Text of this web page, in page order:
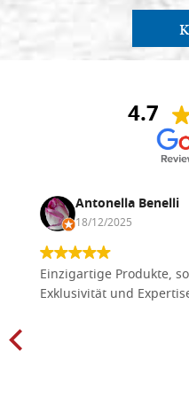
4.7
Antonella Benelli
18/12/2025
Einzigartige Produkte,
Exklusivität und